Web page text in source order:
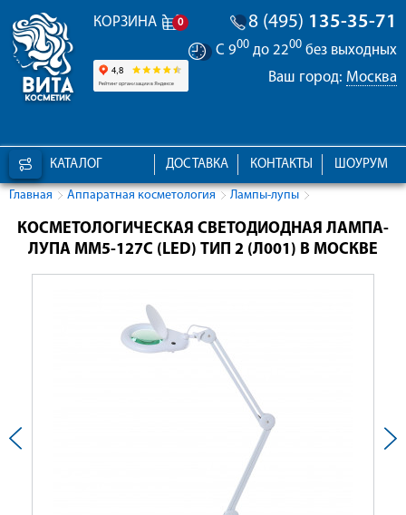
КОРЗИНА 0 8 (495) 135-35-71
С 900 до 2200 без выходных
Ваш город: Москва
КАТАЛОГ ШОУРУМ
КОНТАКТЫ
ДОСТАВКА
Главная Аппаратная косметология Лампы-лупы
КОСМЕТОЛОГИЧЕСКАЯ СВЕТОДИОДНАЯ ЛАМПА-
ЛУПА ММ5-127С (LED) ТИП 2 (Л001) В МОСКВЕ